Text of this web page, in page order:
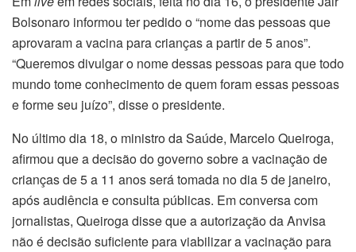
Bolsonaro informou ter pedido o “nome das pessoas que
aprovaram a vacina para crianças a partir de 5 anos”.
“Queremos divulgar o nome dessas pessoas para que todo
mundo tome conhecimento de quem foram essas pessoas
e forme seu juízo”, disse o presidente.
No último dia 18, o ministro da Saúde, Marcelo Queiroga,
afirmou que a decisão do governo sobre a vacinação de
crianças de 5 a 11 anos será tomada no dia 5 de janeiro,
após audiência e consulta públicas. Em conversa com
jornalistas, Queiroga disse que a autorização da Anvisa
não é decisão suficiente para viabilizar a vacinação para